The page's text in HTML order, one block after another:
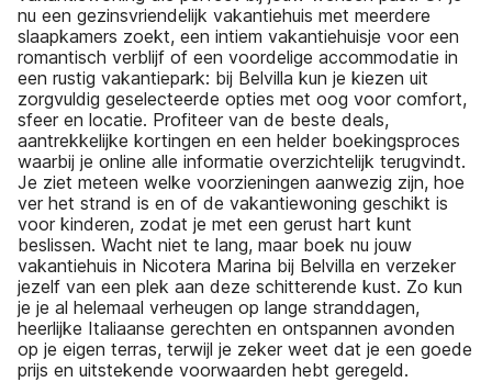
nu een gezinsvriendelijk vakantiehuis met meerdere
slaapkamers zoekt, een intiem vakantiehuisje voor een
romantisch verblijf of een voordelige accommodatie in
een rustig vakantiepark: bij Belvilla kun je kiezen uit
zorgvuldig geselecteerde opties met oog voor comfort,
sfeer en locatie. Profiteer van de beste deals,
aantrekkelijke kortingen en een helder boekingsproces
waarbij je online alle informatie overzichtelijk terugvindt.
Je ziet meteen welke voorzieningen aanwezig zijn, hoe
ver het strand is en of de vakantiewoning geschikt is
voor kinderen, zodat je met een gerust hart kunt
beslissen. Wacht niet te lang, maar boek nu jouw
vakantiehuis in Nicotera Marina bij Belvilla en verzeker
jezelf van een plek aan deze schitterende kust. Zo kun
je je al helemaal verheugen op lange stranddagen,
heerlijke Italiaanse gerechten en ontspannen avonden
op je eigen terras, terwijl je zeker weet dat je een goede
prijs en uitstekende voorwaarden hebt geregeld.